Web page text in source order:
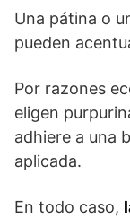
Una pátina o
pueden
Por razones
eligen
adhiere a una
aplicada.
En todo caso,